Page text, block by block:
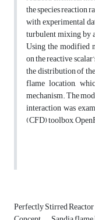
the species reaction
with experimental
turbulent mixing by
Using the modified
on the reactive
the distribution of
flame location,
mechanism. The
interaction was
(CFD) toolbox,
Perfectly Stirred Reactor